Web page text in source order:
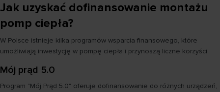
Jak uzyskać dofinansowanie montażu
pomp ciepła?
W Polsce istnieje kilka programów wsparcia finansowego, które
umożliwiają inwestycję w pompę ciepła i przynoszą liczne korzyści.
Mój prąd 5.0
Program "Mój Prąd 5.0" oferuje dofinansowanie do różnych urządzeń,